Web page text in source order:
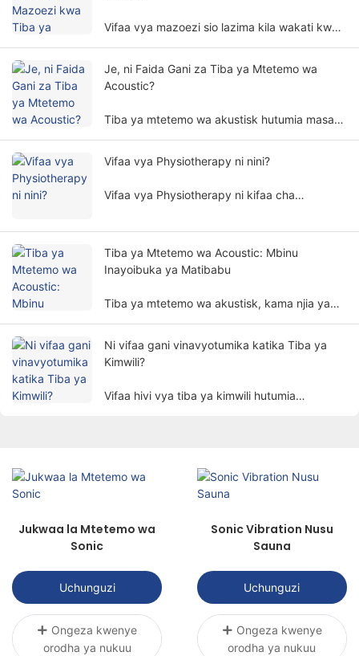
Vifaa vya mazoezi sio lazima kila wakati kwa
vipimo.
Je, ni Faida Gani za Tiba ya Mtetemo wa
Acoustic?
Tiba ya mtetemo wa akustisk hutumia masafa
uvamizi, na hutumiwa sana katika nyanja
Vifaa vya Physiotherapy ni nini?
Vifaa vya Physiotherapy ni kifaa cha
kulingana na kanuni za kimwili. Inasaidia
wagonjwa kupunguza dalili na kurejesha kazi
za mwili kwa njia isiyo ya uvamizi.
Tiba ya Mtetemo wa Acoustic: Mbinu
Inayoibuka ya Matibabu
Tiba ya mtetemo wa akustisk, kama njia ya
Ni vifaa gani vinavyotumika katika Tiba ya
Kimwili?
Vifaa hivi vya tiba ya kimwili hutumia
uponyaji, na kurejesha kazi.
Jukwaa la Mtetemo wa
Sonic
Uchunguzi
Ongeza kwenye
orodha ya nukuu
Sonic Vibration Nusu
Sauna
Uchunguzi
Ongeza kwenye
orodha ya nukuu